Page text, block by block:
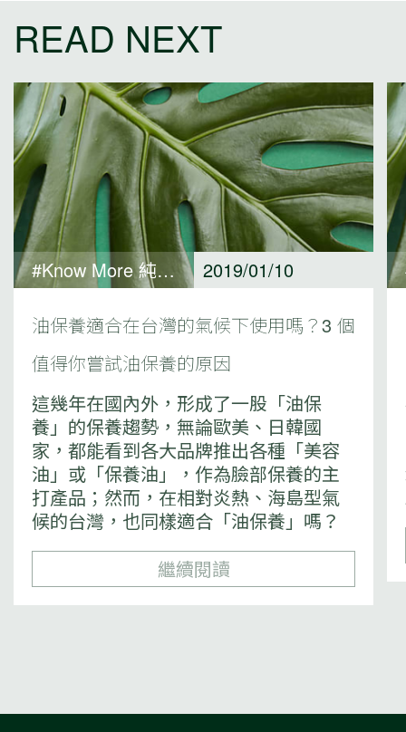
READ NEXT
#Know More 純淨保養觀點 2019/01/10
油保養適合在台灣的氣候下使用嗎？3 個
值得你嘗試油保養的原因
這幾年在國內外，形成了一股「油保
養」的保養趨勢，無論歐美、日韓國
家，都能看到各大品牌推出各種「美容
油」或「保養油」，作為臉部保養的主
打產品；然而，在相對炎熱、海島型氣
候的台灣，也同樣適合「油保養」嗎？
繼續閱讀